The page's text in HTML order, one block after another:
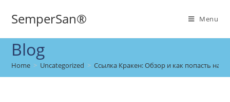
SemperSan® Menu
Blog
Home > Uncategorized > Ссылка Кракен: Обзор и как попасть на